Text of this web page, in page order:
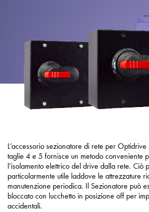
L’accessorio sezionatore di rete per
taglie 4 e 5 fornisce un metodo conveniente
l’isolamento elettrico del drive dalla rete. Ciò
particolarmente utile laddove le attrezzature
manutenzione periodica. Il Sezionatore può
bloccato con lucchetto in posizione off per
accidentali.